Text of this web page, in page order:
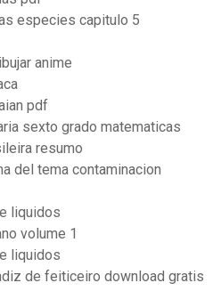
especies capitulo 5
anime
pdf
sexto grado matematicas
resumo
del tema contaminacion
liquidos
volume 1
liquidos
de feiticeiro download gratis